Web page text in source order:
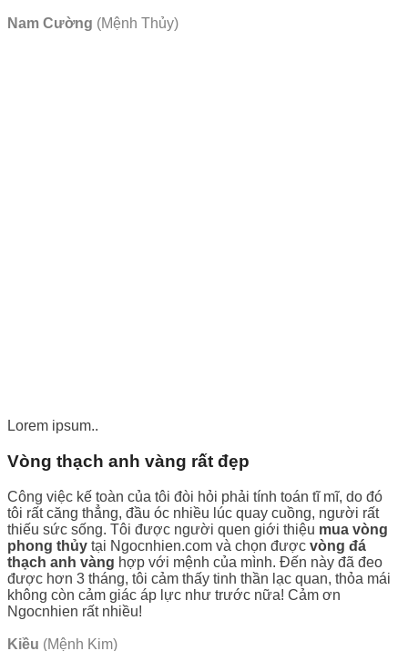
Nam Cường (Mệnh Thủy)
Lorem ipsum..
Vòng thạch anh vàng rất đẹp
Công việc kế toàn của tôi đòi hỏi phải tính toán tĩ mĩ, do đó
tôi rất căng thẳng, đầu óc nhiều lúc quay cuồng, người rất
thiếu sức sống. Tôi được người quen giới thiệu mua vòng
phong thủy tại Ngocnhien.com và chọn được vòng đá
thạch anh vàng hợp với mệnh của mình. Đến này đã đeo
được hơn 3 tháng, tôi cảm thấy tinh thần lạc quan, thỏa mái
không còn cảm giác áp lực như trước nữa! Cảm ơn
Ngocnhien rất nhiều!
Kiều (Mệnh Kim)